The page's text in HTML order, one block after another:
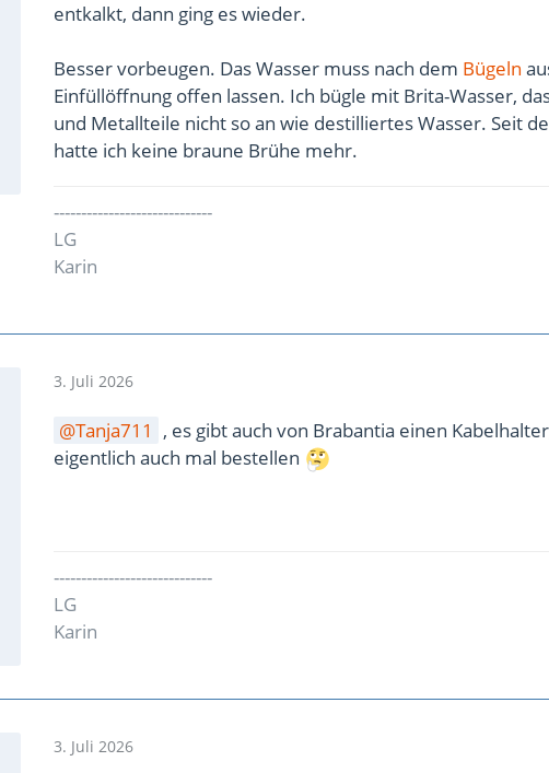
entkalkt, dann ging es wieder.
Besser vorbeugen. Das Wasser muss nach dem Bügeln
Einfüllöffnung offen lassen. Ich bügle mit Brita-Wasser,
und Metallteile nicht so an wie destilliertes Wasser. Seit
hatte ich keine braune Brühe mehr.
-----------------------------
LG
Karin
3. Juli 2026
Tanja711
, es gibt auch von Brabantia einen
eigentlich auch mal bestellen
-----------------------------
LG
Karin
3. Juli 2026